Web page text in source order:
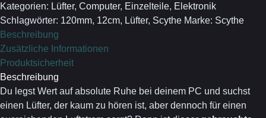
Gehäuselüfter
Menge
Kategorien: Lüfter, Computer, Einzelteile, Elektronik
Schlagwörter: 120mm, 12cm, Lüfter, Scythe Marke: Scythe
Beschreibung
Zusätzliche Informationen
Produktsicherheit
Beschreibung
Du legst Wert auf absolute Ruhe bei deinem PC und suchst
einen Lüfter, der kaum zu hören ist, aber dennoch für einen